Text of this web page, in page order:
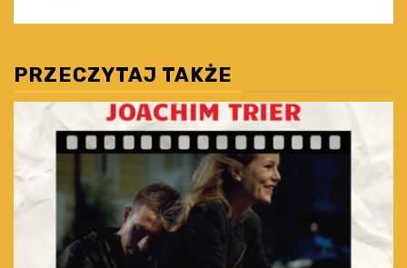
PRZECZYTAJ TAKŻE